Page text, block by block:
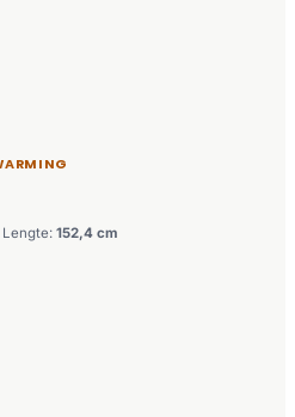
Lengte: 152,4 cm